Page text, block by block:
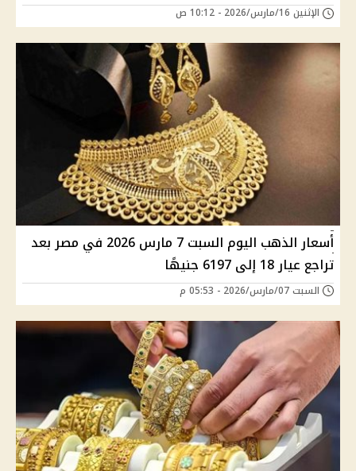
الإثنين 16/مارس/2026 - 10:12 ص
أسعار الذهب اليوم السبت 7 مارس 2026 في مصر بعد
تراجع عيار 18 إلى 6197 جنيهًا
السبت 07/مارس/2026 - 05:53 م